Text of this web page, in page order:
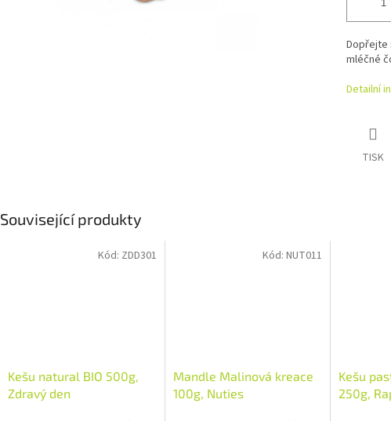
Dopřejte
mléčné
Detailní
TISK
Související produkty
Kešu natural BIO 500g,
Zdravý den
Kód: ZDD301
Mandle Malinová kreace
100g, Nuties
Kód: NUT011
Kešu
250g,